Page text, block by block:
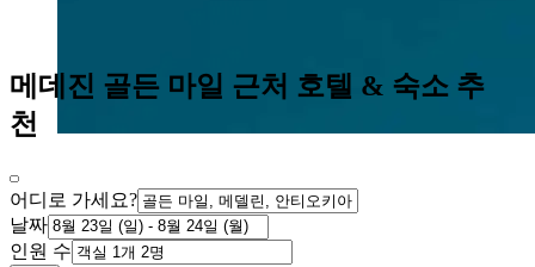
메데진 골든 마일 근처 호텔 & 숙소 추
천
어디로 가세요?
날짜
인원 수